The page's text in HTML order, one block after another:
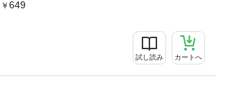
649
試し読み カートへ